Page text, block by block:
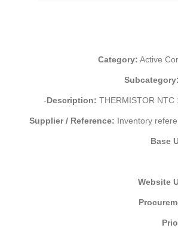
Category: Active
Subcategory:
Description: THERMISTOR NTC
Supplier / Reference: Inventory
Base
Website